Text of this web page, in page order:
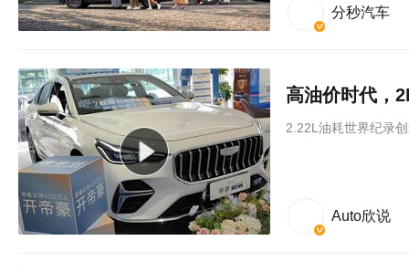
分秒汽车
高油价时代，
2.22L油耗世界纪录
Auto欣说